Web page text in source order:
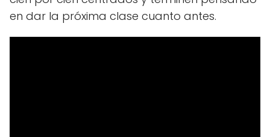
en dar la próxima clase cuanto antes.